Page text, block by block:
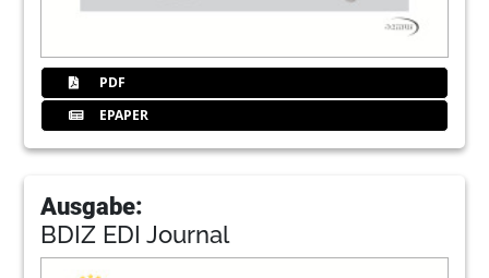
PDF
EPAPER
Ausgabe:
BDIZ EDI Journal